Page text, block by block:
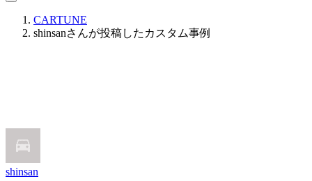
CARTUNE
shinsanさんが投稿したカスタム事例
shinsan